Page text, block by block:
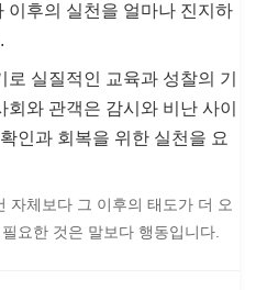
이후의 실천을 얼마나 진지하
실질적인 교육과 성찰의 기
와 관객은 감시와 비난 사이
인과 회복을 위한 실천을 요
자체보다 그 이후의 태도가 더 오
요한 것은 말보다 행동입니다.